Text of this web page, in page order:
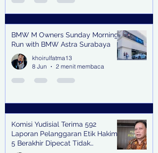
BMW M Owners Sunday Morning
Run with BMW Astra Surabaya
khoirulfatma13
8 Jun
2 menit membaca
Komisi Yudisial Terima 592
Laporan Pelanggaran Etik Hakim,
5 Berakhir Dipecat Tidak